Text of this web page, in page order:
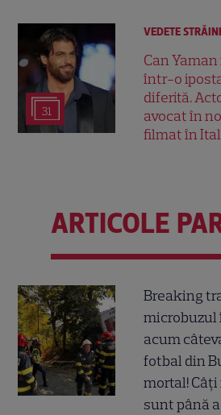
31
VEDETE
Can
într-o
diferită.
avocat în
filmat în
ARTICOLE
Breaking
microbuzul
acum
fotbal din
mortal!
sunt până